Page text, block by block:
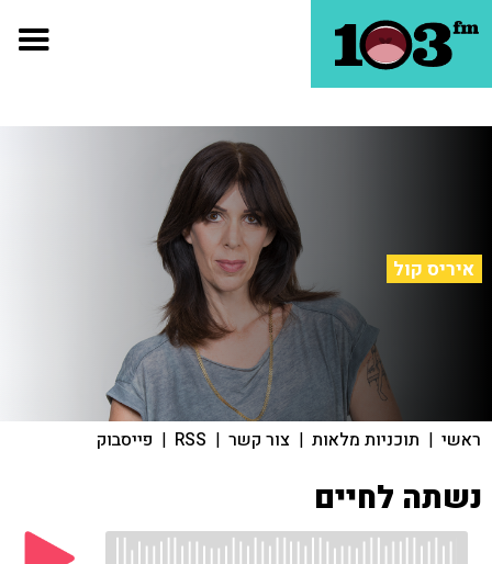
איריס קול
ראשי | תוכניות מלאות | צור קשר |
RSS
| פייסבוק
נשתה לחיים